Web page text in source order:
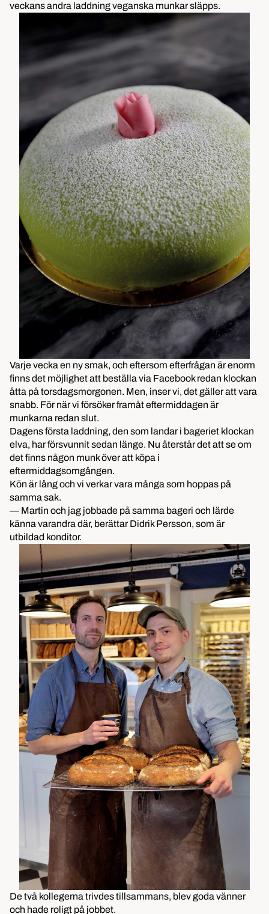
veckans andra laddning veganska munkar släpps.
Varje vecka en ny smak, och eftersom efterfrågan är enorm
finns det möjlighet att beställa via Facebook redan klockan
åtta på torsdagsmorgonen. Men, inser vi, det gäller att vara
snabb. För när vi försöker framåt eftermiddagen är
munkarna redan slut.
Dagens första laddning, den som landar i bageriet klockan
elva, har försvunnit sedan länge. Nu återstår det att se om
det finns någon munk över att köpa i
eftermiddagsomgången.
Kön är lång och vi verkar vara många som hoppas på
samma sak.
— Martin och jag jobbade på samma bageri och lärde
känna varandra där, berättar Didrik Persson, som är
utbildad konditor.
De två kollegerna trivdes tillsammans, blev goda vänner
och hade roligt på jobbet.